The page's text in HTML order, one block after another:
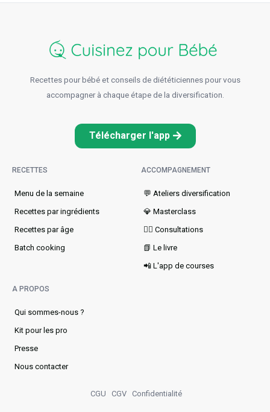
Recettes pour bébé et conseils de diététiciennes pour vous
accompagner à chaque étape de la diversification.
Télécharger l'app
RECETTES
Menu de la semaine​
Recettes par ingrédients
Recettes par âge
Batch cooking
ACCOMPAGNEMENT
💬 Ateliers diversification
💎 Masterclass
👩‍⚕️ Consultations
📗 Le livre
📲 L'app de courses
A PROPOS
Qui sommes-nous ?
Kit pour les pro
Presse
Nous contacter
CGU CGV Confidentialité